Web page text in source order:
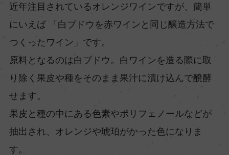
近年注目されているオレンジワインですが、簡単
にいえば 「白ブドウを赤ワインと同じ醸造方法で
つくったワイン」です。
原料となるのは白ブドウ。白ワインを造る際に取
り除く果皮や種をそのまま果汁に漬け込んで醗酵
せます。
果皮と種の中にある色素やポリフェノールなどが
抽出され、オレンジや琥珀がかった色になりま
す。